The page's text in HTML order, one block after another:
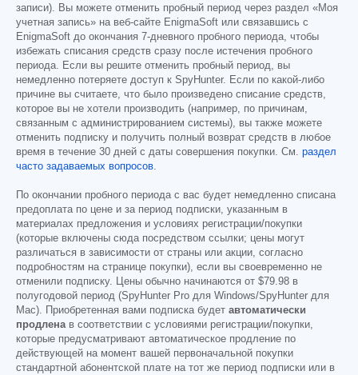
записи). Вы можете отменить пробный период через раздел «Моя
учетная запись» на веб-сайте EnigmaSoft или связавшись с
EnigmaSoft до окончания 7-дневного пробного периода, чтобы
избежать списания средств сразу после истечения пробного
периода. Если вы решите отменить пробный период, вы
немедленно потеряете доступ к SpyHunter. Если по какой-либо
причине вы считаете, что было произведено списание средств,
которое вы не хотели производить (например, по причинам,
связанным с администрированием системы), вы также можете
отменить подписку и получить полный возврат средств в любое
время в течение 30 дней с даты совершения покупки. См. раздел
часто задаваемых вопросов
По окончании пробного периода с вас будет немедленно списана
предоплата по цене и за период подписки, указанным в
материалах предложения и условиях регистрации/покупки
(которые включены сюда посредством ссылки; цены могут
различаться в зависимости от страны или акции, согласно
подробностям на странице покупки), если вы своевременно не
отменили подписку. Цены обычно начинаются от $79.98 в
полугодовой период (SpyHunter Pro для Windows/SpyHunter для
Mac). Приобретенная вами подписка будет автоматически
продлена в соответствии с условиями регистрации/покупки,
которые предусматривают автоматическое продление по
действующей на момент вашей первоначальной покупки
стандартной абонентской плате на тот же период подписки или в